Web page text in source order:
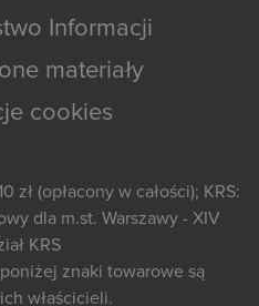
Informacji
materiały
cookies
zł (opłacony w całości); KRS:
dla m.st. Warszawy - XIV
KRS
znaki towarowe są
właścicieli.